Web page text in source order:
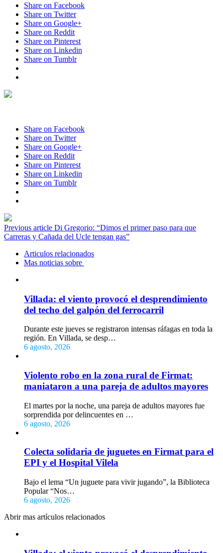
Share on Facebook
Share on Twitter
Share on Google+
Share on Reddit
Share on Pinterest
Share on Linkedin
Share on Tumblr
Share on Facebook
Share on Twitter
Share on Google+
Share on Reddit
Share on Pinterest
Share on Linkedin
Share on Tumblr
Previous article Di Gregorio: “Dimos el primer paso para que
Carreras y Cañada del Ucle tengan gas”
Articulos relacionados
Mas noticias sobre
Villada: el viento provocó el desprendimiento
del techo del galpón del ferrocarril
Durante este jueves se registraron intensas ráfagas en toda la
región. En Villada, se desp…
6 agosto, 2026
Violento robo en la zona rural de Firmat:
maniataron a una pareja de adultos mayores
El martes por la noche, una pareja de adultos mayores fue
sorprendida por delincuentes en …
6 agosto, 2026
Colecta solidaria de juguetes en Firmat para el
EPI y el Hospital Vilela
Bajo el lema “Un juguete para vivir jugando”, la Biblioteca
Popular “Nos…
6 agosto, 2026
Abrir mas artículos relacionados